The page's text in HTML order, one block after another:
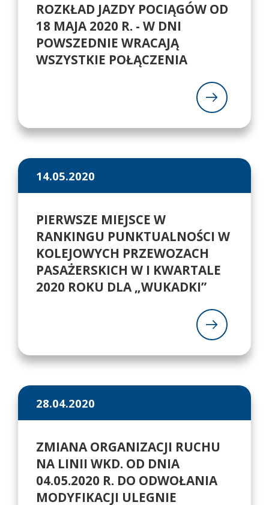
ROZKŁAD JAZDY POCIĄGÓW OD
18 MAJA 2020 R. - W DNI
POWSZEDNIE WRACAJĄ
WSZYSTKIE POŁĄCZENIA
14.05.2020
PIERWSZE MIEJSCE W
RANKINGU PUNKTUALNOŚCI W
KOLEJOWYCH PRZEWOZACH
PASAŻERSKICH W I KWARTALE
2020 ROKU DLA „WUKADKI”
28.04.2020
ZMIANA ORGANIZACJI RUCHU
NA LINII WKD. OD DNIA
04.05.2020 R. DO ODWOŁANIA
MODYFIKACJI ULEGNIE